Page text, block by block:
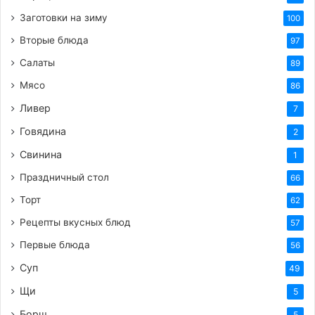
вкусу
Чеснок
Черный перец горошком
Подготовка помидоров:
Если вы используете крупные помидоры,
разрежьте их пополам или на четвертинки.
Заготовки на зиму 100
Вторые блюда 97
Салаты 89
Мясо 86
Ливер 7
Говядина 2
Свинина 1
Праздничный стол 66
Торт 62
Рецепты вкусных блюд 57
Первые блюда 56
Суп 49
Щи 5